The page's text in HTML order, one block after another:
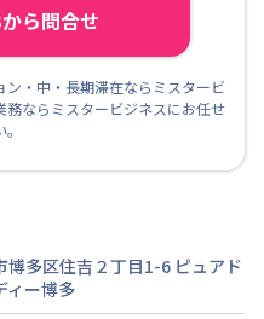
ら問合せ
・中・長期滞在ならミスタービ
ならミスタービジネスにお任せ
博多区住吉２丁目1-6 ピュアド
ィー博多